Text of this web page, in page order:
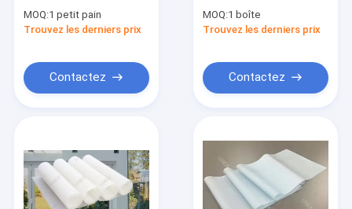
clair acoustique de
couche intermédiaire
MOQ:1 petit pain
Trouvez les derniers prix
Contactez
verre Pvb pour des
véhicules à moteur
MOQ:1 boîte
Trouvez les derniers prix
Contactez